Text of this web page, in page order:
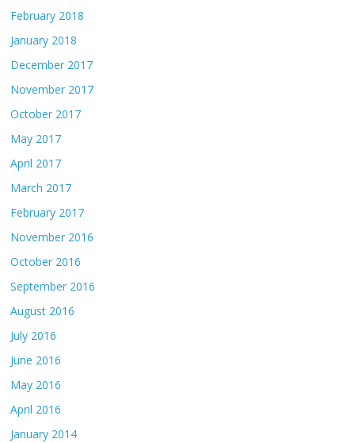
February 2018
January 2018
December 2017
November 2017
October 2017
May 2017
April 2017
March 2017
February 2017
November 2016
October 2016
September 2016
August 2016
July 2016
June 2016
May 2016
April 2016
January 2014